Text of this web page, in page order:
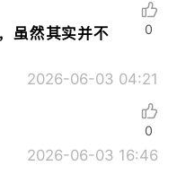
虽然其实并不
2026-06-03 04:21
0
2026-06-03 16:46
0